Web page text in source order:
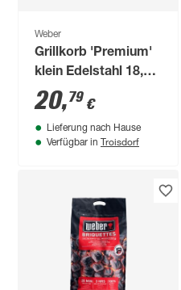
Weber
Grillkorb 'Premium'
klein Edelstahl 18,8 x
26,9 cm
20,79 €
Lieferung nach Hause
Verfügbar in Troisdorf